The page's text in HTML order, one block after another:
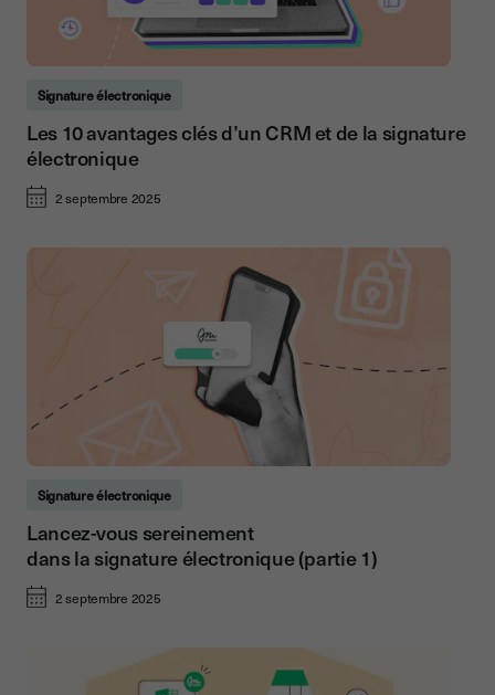
Signature électronique
Les 10 avantages clés d’un CRM et de la signature
électronique
2 septembre 2025
Signature électronique
Lancez-vous sereinement
dans la signature électronique (partie 1)
2 septembre 2025